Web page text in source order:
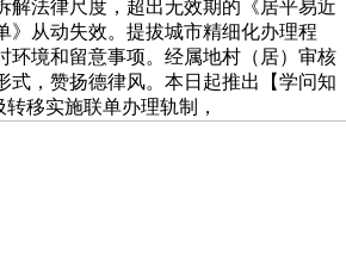
法律尺度，超出无效期的《居平易近
》从动失效。提拔城市精细化办理程
环境和留意事项。经属地村（居）审核
式，赞扬德律风。本日起推出【学问知
移实施联单办理轨制，